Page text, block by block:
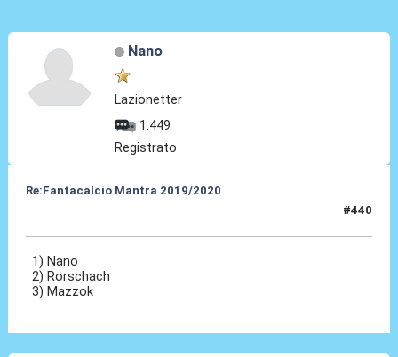
Nano
Lazionetter
1.449
Registrato
Re:Fantacalcio Mantra 2019/2020
#440
1) Nano
2) Rorschach
3) Mazzok